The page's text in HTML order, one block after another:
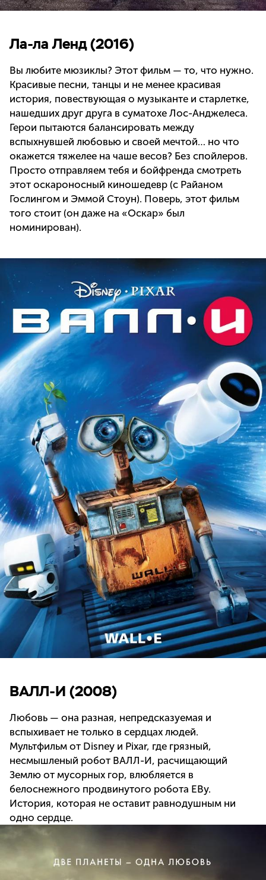
Ла-ла Ленд (2016)
Вы любите мюзиклы? Этот фильм — то, что нужно.
Красивые песни, танцы и не менее красивая
история, повествующая о музыканте и старлетке,
нашедших друг друга в суматохе Лос-Анджелеса.
Герои пытаются балансировать между
вспыхнувшей любовью и своей мечтой… но что
окажется тяжелее на чаше весов? Без спойлеров.
Просто отправляем тебя и бойфренда смотреть
этот оскароносный киношедевр (с Райаном
Гослингом и Эммой Стоун). Поверь, этот фильм
того стоит (он даже на «Оскар» был
номинирован).
ВАЛЛ-И (2008)
Любовь — она разная, непредсказуемая и
вспыхивает не только в сердцах людей.
Мультфильм от Disney и Pixar, где грязный,
несмышленый робот ВАЛЛ-И, расчищающий
Землю от мусорных гор, влюбляется в
белоснежного продвинутого робота ЕВу.
История, которая не оставит равнодушным ни
одно сердце.